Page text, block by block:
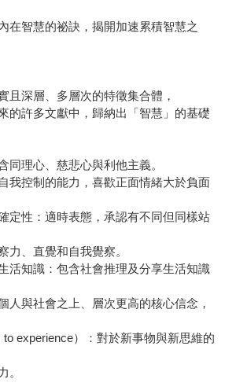
在智慧的祕訣，揭開加速累積智慧之
且深層、多層次的特徵集合體，
的許多文獻中，歸納出「智慧」的基礎
同理心、慈悲心與利他主義。
我控制的能力，喜歡正面情緒大於負面
定性：適時表態，承認有不同但同樣站
力、直覺和自我覺察。
活知識：包含社會推理及分享生活知識
人與社會之上、層次更高的核心信念，
experience）：對於新事物與新思維的
。